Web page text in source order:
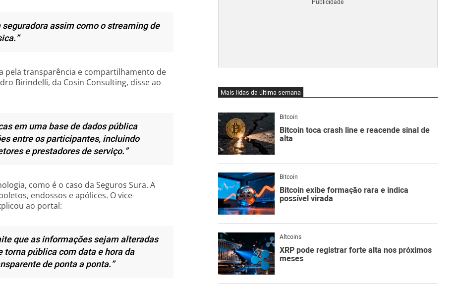
assim como o streaming de
pela transparência e compartilhamento de
Birindelli, da Cosin Consulting, disse ao
em uma base de dados pública
entre os participantes, incluindo
e prestadores de serviço.”
como é o caso da Seguros Sura. A
endossos e apólices. O vice-
ao portal:
que as informações sejam alteradas
pública com data e hora da
de ponta a ponta.”
Mais lidas da última semana
Bitcoin
Bitcoin toca crash line e reacende sinal de
alta
Bitcoin
Bitcoin exibe formação rara e indica
possível virada
Altcoins
XRP pode registrar forte alta nos próximos
meses